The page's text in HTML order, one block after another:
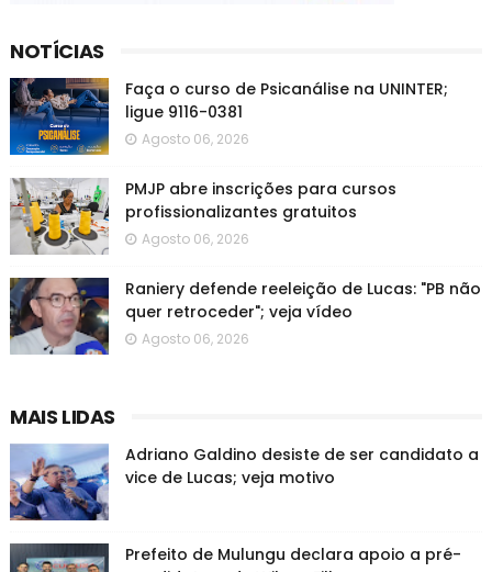
NOTÍCIAS
Faça o curso de Psicanálise na UNINTER;
ligue 9116-0381
Agosto 06, 2026
PMJP abre inscrições para cursos
profissionalizantes gratuitos
Agosto 06, 2026
Raniery defende reeleição de Lucas: "PB não
quer retroceder"; veja vídeo
Agosto 06, 2026
MAIS LIDAS
Adriano Galdino desiste de ser candidato a
vice de Lucas; veja motivo
Prefeito de Mulungu declara apoio a pré-